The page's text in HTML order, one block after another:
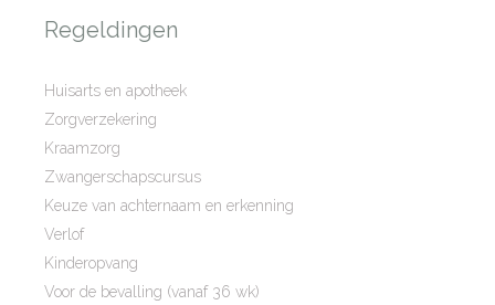
Regeldingen
Huisarts en apotheek
Zorgverzekering
Kraamzorg
Zwangerschapscursus
Keuze van achternaam en erkenning
Verlof
Kinderopvang
Voor de bevalling (vanaf 36 wk)